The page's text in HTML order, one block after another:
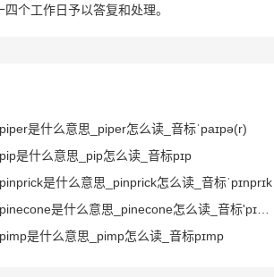
个工作日予以答复和处理。
piper是什么意思_piper怎么读_音标ˈpaɪpə(r)
pip是什么意思_pip怎么读_音标pɪp
pinprick是什么意思_pinprick怎么读_音标ˈpɪnprɪk
pinecone是什么意思_pinecone怎么读_音标'pɪnˌkɒn
pimp是什么意思_pimp怎么读_音标pɪmp